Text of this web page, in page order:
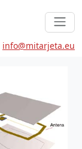
info@mitarjeta.eu